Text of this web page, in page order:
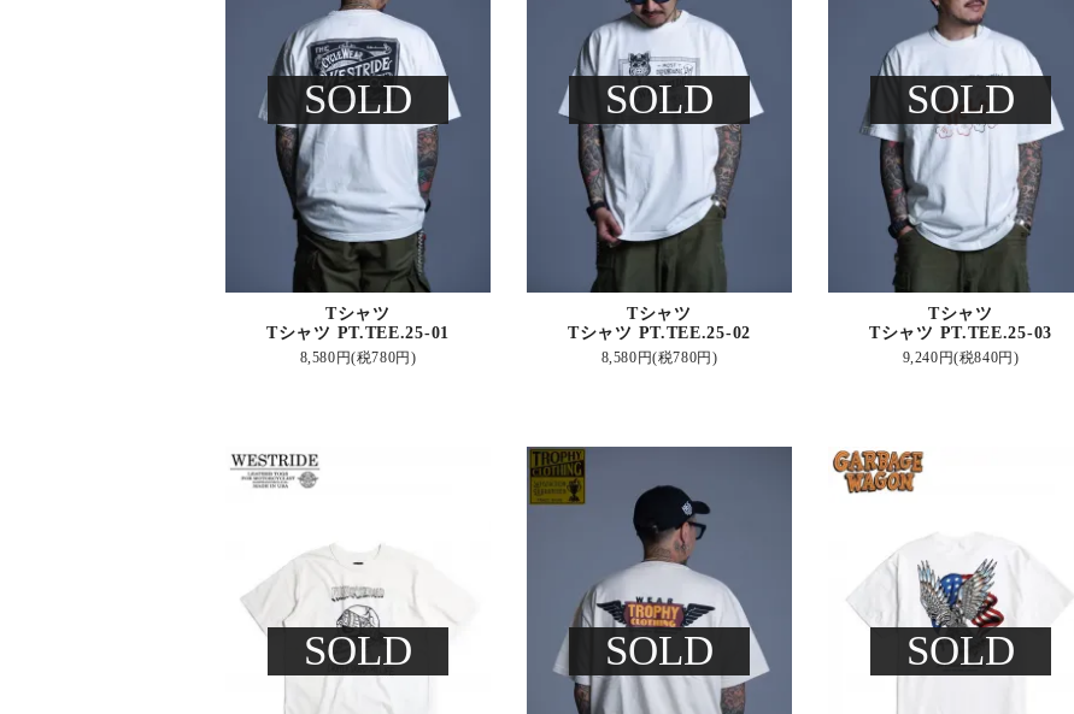
SOLD
Tシャツ
Tシャツ PT.TEE.25-01
8,580円(税780円)
SOLD
Tシャツ
Tシャツ PT.TEE.25-02
8,580円(税780円)
SOLD
Tシャツ
Tシャツ PT.TEE.25-03
9,240円(税840円)
SOLD SOLD SOLD